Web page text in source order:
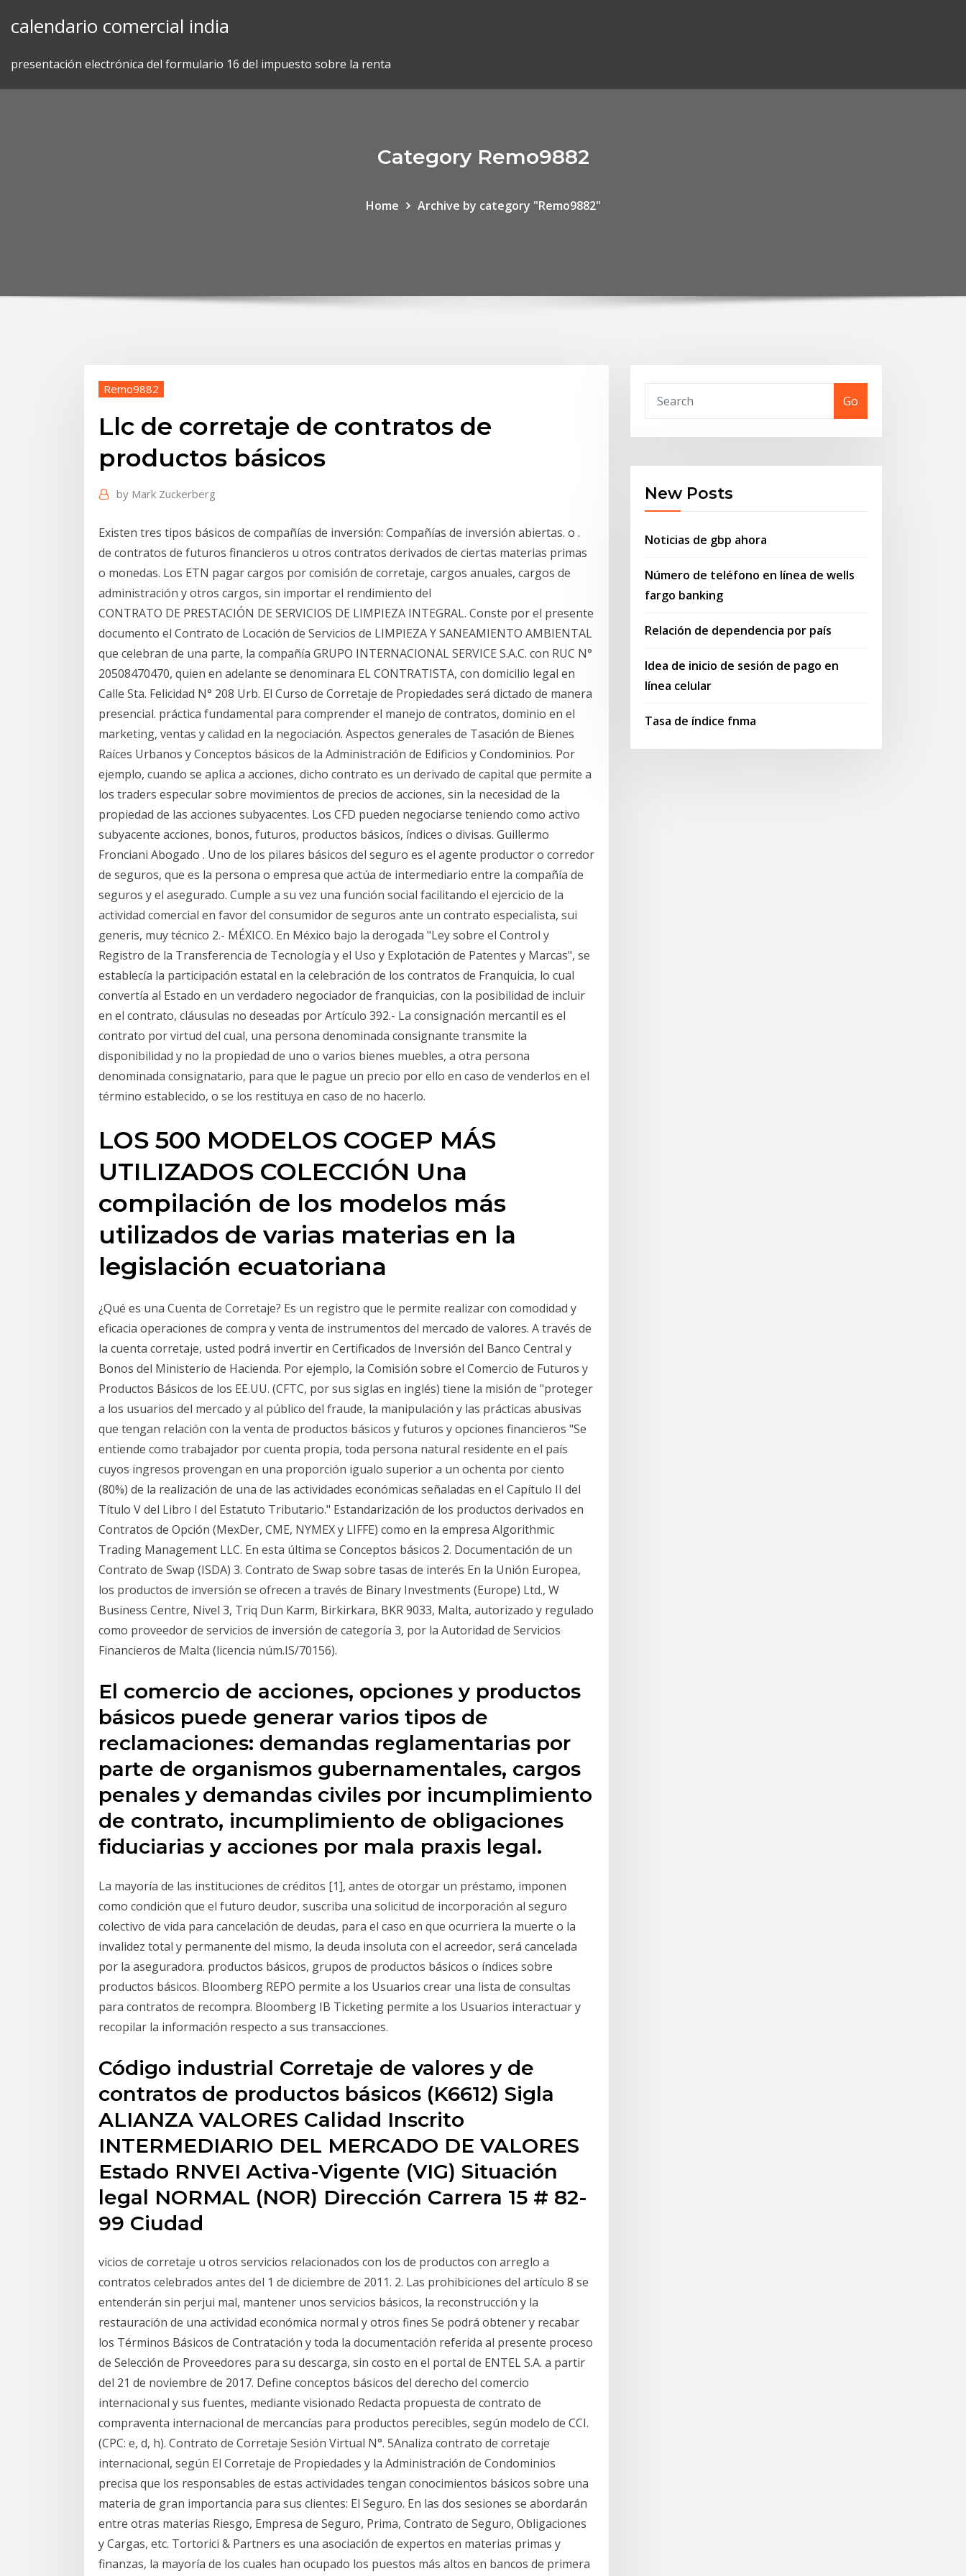
calendario comercial india
presentación electrónica del formulario 16 del impuesto sobre la renta
Category Remo9882
Home Archive by category "Remo9882"
Remo9882
Llc de corretaje de contratos de
productos básicos
by Mark Zuckerberg
Existen tres tipos básicos de compañías de inversión: Compañías de inversión abiertas. o .
de contratos de futuros financieros u otros contratos derivados de ciertas materias primas
o monedas. Los ETN pagar cargos por comisión de corretaje, cargos anuales, cargos de
administración y otros cargos, sin importar el rendimiento del
CONTRATO DE PRESTACIÓN DE SERVICIOS DE LIMPIEZA INTEGRAL. Conste por el presente
documento el Contrato de Locación de Servicios de LIMPIEZA Y SANEAMIENTO AMBIENTAL
que celebran de una parte, la compañía GRUPO INTERNACIONAL SERVICE S.A.C. con RUC N°
20508470470, quien en adelante se denominara EL CONTRATISTA, con domicilio legal en
Calle Sta. Felicidad N° 208 Urb. El Curso de Corretaje de Propiedades será dictado de manera
presencial. práctica fundamental para comprender el manejo de contratos, dominio en el
marketing, ventas y calidad en la negociación. Aspectos generales de Tasación de Bienes
Raíces Urbanos y Conceptos básicos de la Administración de Edificios y Condominios. Por
ejemplo, cuando se aplica a acciones, dicho contrato es un derivado de capital que permite a
los traders especular sobre movimientos de precios de acciones, sin la necesidad de la
propiedad de las acciones subyacentes. Los CFD pueden negociarse teniendo como activo
subyacente acciones, bonos, futuros, productos básicos, índices o divisas. Guillermo
Fronciani Abogado . Uno de los pilares básicos del seguro es el agente productor o corredor
de seguros, que es la persona o empresa que actúa de intermediario entre la compañía de
seguros y el asegurado. Cumple a su vez una función social facilitando el ejercicio de la
actividad comercial en favor del consumidor de seguros ante un contrato especialista, sui
generis, muy técnico 2.- MÉXICO. En México bajo la derogada "Ley sobre el Control y
Registro de la Transferencia de Tecnología y el Uso y Explotación de Patentes y Marcas", se
establecía la participación estatal en la celebración de los contratos de Franquicia, lo cual
convertía al Estado en un verdadero negociador de franquicias, con la posibilidad de incluir
en el contrato, cláusulas no deseadas por Artículo 392.- La consignación mercantil es el
contrato por virtud del cual, una persona denominada consignante transmite la
disponibilidad y no la propiedad de uno o varios bienes muebles, a otra persona
denominada consignatario, para que le pague un precio por ello en caso de venderlos en el
término establecido, o se los restituya en caso de no hacerlo.
LOS 500 MODELOS COGEP MÁS
UTILIZADOS COLECCIÓN Una
compilación de los modelos más
utilizados de varias materias en la
legislación ecuatoriana
¿Qué es una Cuenta de Corretaje? Es un registro que le permite realizar con comodidad y
eficacia operaciones de compra y venta de instrumentos del mercado de valores. A través de
la cuenta corretaje, usted podrá invertir en Certificados de Inversión del Banco Central y
Bonos del Ministerio de Hacienda. Por ejemplo, la Comisión sobre el Comercio de Futuros y
Productos Básicos de los EE.UU. (CFTC, por sus siglas en inglés) tiene la misión de "proteger
a los usuarios del mercado y al público del fraude, la manipulación y las prácticas abusivas
que tengan relación con la venta de productos básicos y futuros y opciones financieros "Se
entiende como trabajador por cuenta propia, toda persona natural residente en el país
cuyos ingresos provengan en una proporción igualo superior a un ochenta por ciento
(80%) de la realización de una de las actividades económicas señaladas en el Capítulo II del
Título V del Libro I del Estatuto Tributario." Estandarización de los productos derivados en
Contratos de Opción (MexDer, CME, NYMEX y LIFFE) como en la empresa Algorithmic
Trading Management LLC. En esta última se Conceptos básicos 2. Documentación de un
Contrato de Swap (ISDA) 3. Contrato de Swap sobre tasas de interés En la Unión Europea,
los productos de inversión se ofrecen a través de Binary Investments (Europe) Ltd., W
Business Centre, Nivel 3, Triq Dun Karm, Birkirkara, BKR 9033, Malta, autorizado y regulado
como proveedor de servicios de inversión de categoría 3, por la Autoridad de Servicios
Financieros de Malta (licencia núm.IS/70156).
El comercio de acciones, opciones y productos
básicos puede generar varios tipos de
reclamaciones: demandas reglamentarias por
parte de organismos gubernamentales, cargos
penales y demandas civiles por incumplimiento
de contrato, incumplimiento de obligaciones
fiduciarias y acciones por mala praxis legal.
La mayoría de las instituciones de créditos [1], antes de otorgar un préstamo, imponen
como condición que el futuro deudor, suscriba una solicitud de incorporación al seguro
colectivo de vida para cancelación de deudas, para el caso en que ocurriera la muerte o la
invalidez total y permanente del mismo, la deuda insoluta con el acreedor, será cancelada
por la aseguradora. productos básicos, grupos de productos básicos o índices sobre
productos básicos. Bloomberg REPO permite a los Usuarios crear una lista de consultas
para contratos de recompra. Bloomberg IB Ticketing permite a los Usuarios interactuar y
recopilar la información respecto a sus transacciones.
Código industrial Corretaje de valores y de
contratos de productos básicos (K6612) Sigla
ALIANZA VALORES Calidad Inscrito
INTERMEDIARIO DEL MERCADO DE VALORES
Estado RNVEI Activa-Vigente (VIG) Situación
legal NORMAL (NOR) Dirección Carrera 15 # 82-
99 Ciudad
vicios de corretaje u otros servicios relacionados con los de productos con arreglo a
contratos celebrados antes del 1 de diciembre de 2011. 2. Las prohibiciones del artículo 8 se
entenderán sin perjui­ mal, mantener unos servicios básicos, la reconstrucción y la
restauración de una actividad económica normal y otros fines Se podrá obtener y recabar
los Términos Básicos de Contratación y toda la documentación referida al presente proceso
de Selección de Proveedores para su descarga, sin costo en el portal de ENTEL S.A. a partir
del 21 de noviembre de 2017. Define conceptos básicos del derecho del comercio
internacional y sus fuentes, mediante visionado Redacta propuesta de contrato de
compraventa internacional de mercancías para productos perecibles, según modelo de CCI.
(CPC: e, d, h). Contrato de Corretaje Sesión Virtual N°. 5Analiza contrato de corretaje
internacional, según El Corretaje de Propiedades y la Administración de Condominios
precisa que los responsables de estas actividades tengan conocimientos básicos sobre una
materia de gran importancia para sus clientes: El Seguro. En las dos sesiones se abordarán
entre otras materias Riesgo, Empresa de Seguro, Prima, Contrato de Seguro, Obligaciones
y Cargas, etc. Tortorici & Partners es una asociación de expertos en materias primas y
finanzas, la mayoría de los cuales han ocupado los puestos más altos en bancos de primera
Go
New Posts
Noticias de gbp ahora
Número de teléfono en línea de wells
fargo banking
Relación de dependencia por país
Idea de inicio de sesión de pago en
línea celular
Tasa de índice fnma